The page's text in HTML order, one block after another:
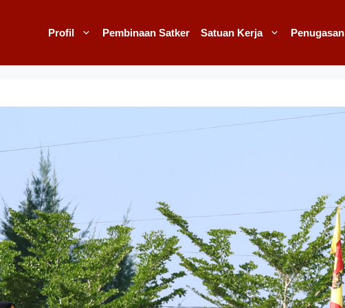
Profil Pembinaan Satker Satuan Kerja Penugasan